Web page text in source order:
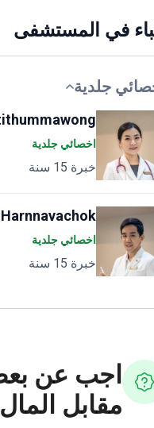
في المستشفى
جلدية
اخصائي جلدية
خبرة 15 سنة
اخصائي جلدية
خبرة 15 سنة
اجب عن
مقابل المال